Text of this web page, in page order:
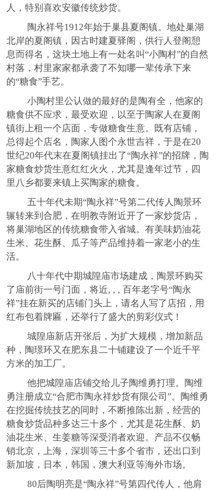
人，特别喜欢安徽传统炒货。
陶永祥号1912年始于巢县夏阁镇。地处巢湖
北岸的夏阁镇，因古时建夏驿阁，供行人登阁憩
息而得名，这块土地上有一处名叫 “小陶村”的自然
村落，村里家家都承袭了不知哪一辈传承下来
的“糖食”手艺。
小陶村里公认做的最好的是陶有全，他家的
糖食供不应求，最受欢迎，以至于陶家人在夏阁
镇街上租一个店面，专做糖食生意。既有店铺，
总得起个店名，陶家人图个永世吉祥 ，于是在20
世纪20年代末在夏阁镇挂出了“陶永祥”的招牌，陶
家糖食炒货生意红红火火，尤其是逢年过节，四
里八乡都要来镇上买陶家的糖食。
五十年代未期“陶永祥”号第二代传人陶景环
辗转来到合肥，在明教寺附近开了一家炒货店，
将巢湖地区的传统糖食带入省城。有美味奶油花
生米、花生酥、 瓜子等产品维持着一家老小的生
活。
八十年代中期城隍庙市场建成，陶景环购买
了庙前街一号门面，将近, , , 百年老字号“陶永
祥”挂在新买的店铺门头上，请名人写了店招 ， 用
红布包着牌匾，还举行了盛大的剪彩仪式！
城隍庙新店开张后， 为扩大规模，增加新品
种， 陶璟环又在肥东县二十铺建设了一个近千平
方米的加工厂。
他把城隍庙店铺交给儿子陶维勇打理。陶维
勇注册成立“合肥市陶永祥炒货有限公司”。 陶维勇
在挖掘传统技艺的同时，不断推陈出新，经营的
糖食炒货品种多达三十多个，尤其是花生酥、奶
油花生米、生姜糖等深受消者欢迎。产品不仅畅
销北京，上海，深圳等三十多个省市，还出口到
新加坡，日本，韩国，澳大利亚等海外市场。
80后陶明亮是“陶永祥”号第四代传人，他肩